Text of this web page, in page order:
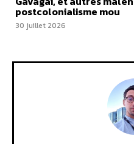
postcolonialisme mou
30 juillet 2026